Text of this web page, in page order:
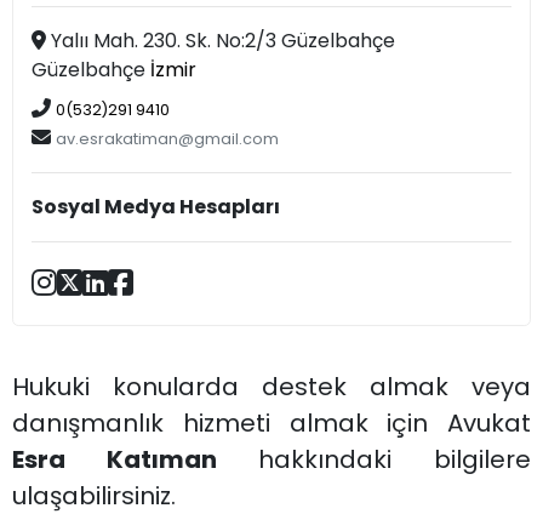
Yalıı Mah. 230. Sk. No:2/3 Güzelbahçe
Güzelbahçe İzmir
0(532)291 9410
av.esrakatiman@gmail.com
Sosyal Medya Hesapları
Hukuki konularda destek almak veya
danışmanlık hizmeti almak için Avukat
Esra Katıman hakkındaki bilgilere
ulaşabilirsiniz.